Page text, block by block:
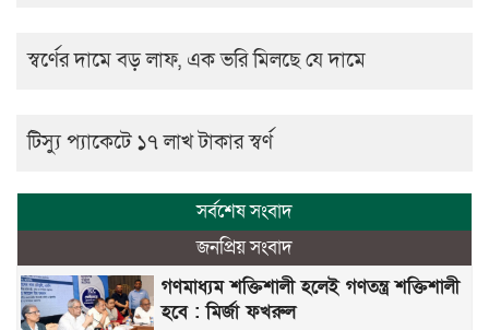
স্বর্ণের দামে বড় লাফ, এক ভরি মিলছে যে দামে
টিস্যু প্যাকেটে ১৭ লাখ টাকার স্বর্ণ
সর্বশেষ সংবাদ
জনপ্রিয় সংবাদ
গণমাধ্যম শক্তিশালী হলেই গণতন্ত্র শক্তিশালী
হবে : মির্জা ফখরুল